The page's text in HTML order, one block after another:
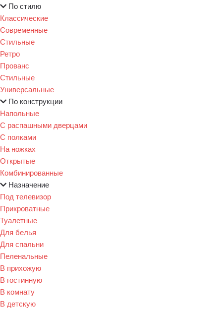
По стилю
Классические
Современные
Стильные
Ретро
Прованс
Стильные
Универсальные
По конструкции
Напольные
С распашными дверцами
С полками
На ножках
Открытые
Комбинированные
Назначение
Под телевизор
Прикроватные
Туалетные
Для белья
Для спальни
Пеленальные
В прихожую
В гостинную
В комнату
В детскую